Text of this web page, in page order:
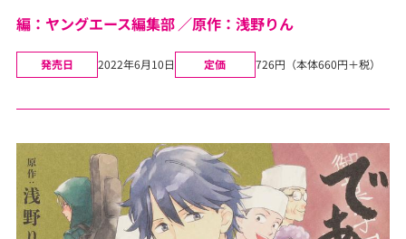
編：ヤングエース編集部 原作：浅野りん
発売日 2022年6月10日 定価 726円（本体660円＋税）